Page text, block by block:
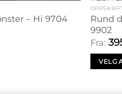
– Hi 9704
Rund
9902
Fra:
VELG